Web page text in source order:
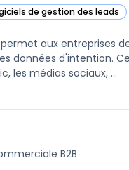
de gestion des leads
Intent Data dans
aux entreprises
données d'intention.
les médias sociaux, ...
B2B